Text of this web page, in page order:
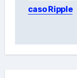
caso Ripple